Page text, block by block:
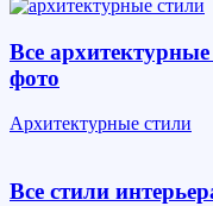
Все
фото
Архитектурные стили
Все стили